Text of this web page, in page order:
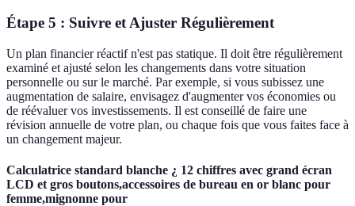
Étape 5 : Suivre et Ajuster Régulièrement
Un plan financier réactif n'est pas statique. Il doit être régulièrement
examiné et ajusté selon les changements dans votre situation
personnelle ou sur le marché. Par exemple, si vous subissez une
augmentation de salaire, envisagez d'augmenter vos économies ou
de réévaluer vos investissements. Il est conseillé de faire une
révision annuelle de votre plan, ou chaque fois que vous faites face à
un changement majeur.
Calculatrice standard blanche ¿ 12 chiffres avec grand écran
LCD et gros boutons,accessoires de bureau en or blanc pour
femme,mignonne pour